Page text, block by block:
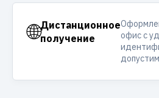
🌐Дистанционное
получение
офис с